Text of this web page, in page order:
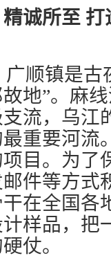
精诚所至 打
广顺镇是古
故地”。麻
支流，乌
最重要河流
项目。为了
邮件等方式
干在全国各
计样品，把
仗。